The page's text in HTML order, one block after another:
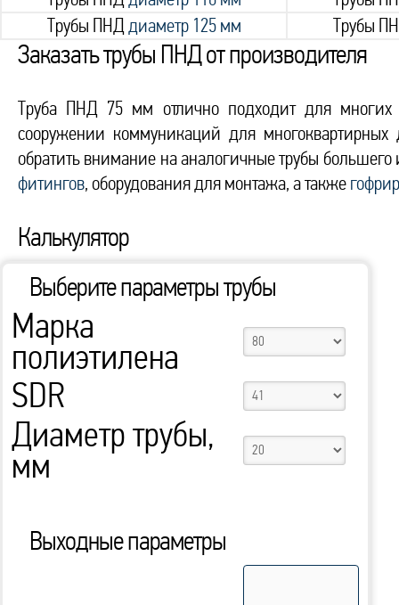
Трубы ПНДдиаметр 125 мм Трубы
Заказать трубы ПНД от производителя
Труба ПНД 75 мм отлично подходит для
сооружении коммуникаций для
обратить внимание на аналогичные трубы
фитингов, оборудования для монтажа, а также
Калькулятор
Выберите параметры трубы
Марка
полиэтилена
SDR
Диаметр трубы,
мм
Выходные параметры